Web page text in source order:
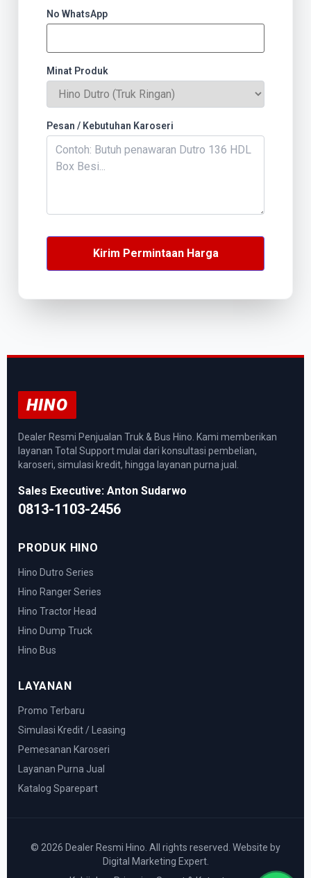
No WhatsApp
Minat Produk
Pesan / Kebutuhan Karoseri
Kirim Permintaan Harga
HINO
Dealer Resmi Penjualan Truk & Bus Hino. Kami memberikan
layanan Total Support mulai dari konsultasi pembelian,
karoseri, simulasi kredit, hingga layanan purna jual.
Sales Executive: Anton Sudarwo
0813-1103-2456
PRODUK HINO
Hino Dutro Series
Hino Ranger Series
Hino Tractor Head
Hino Dump Truck
Hino Bus
LAYANAN
Promo Terbaru
Simulasi Kredit / Leasing
Pemesanan Karoseri
Layanan Purna Jual
Katalog Sparepart
© 2026 Dealer Resmi Hino. All rights reserved. Website by
Digital Marketing Expert.